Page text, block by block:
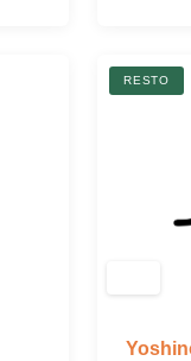
RESTO